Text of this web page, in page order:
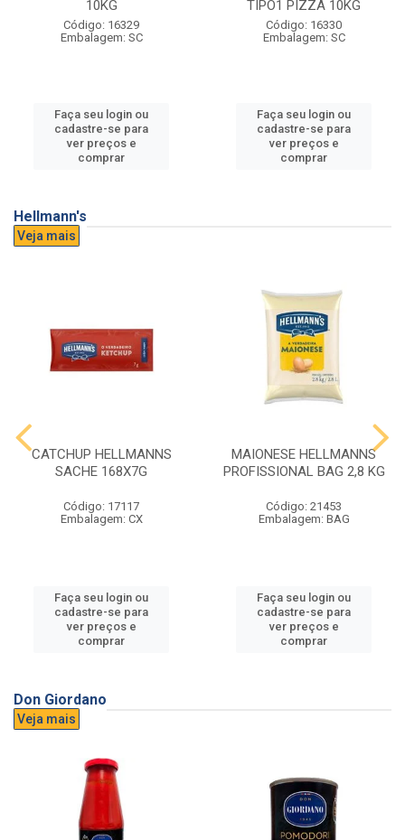
10KG
Código: 16329
Embalagem: SC
Faça seu login ou
cadastre-se para
ver preços e
comprar
TIPO1 PIZZA 10KG
Código: 16330
Embalagem: SC
Faça seu login ou
cadastre-se para
ver preços e
comprar
Hellmann's
Veja mais
CATCHUP HELLMANNS
SACHE 168X7G
Código: 17117
Embalagem: CX
Faça seu login ou
cadastre-se para
ver preços e
comprar
MAIONESE HELLMANNS
PROFISSIONAL BAG 2,8 KG
Código: 21453
Embalagem: BAG
Faça seu login ou
cadastre-se para
ver preços e
comprar
Don Giordano
Veja mais